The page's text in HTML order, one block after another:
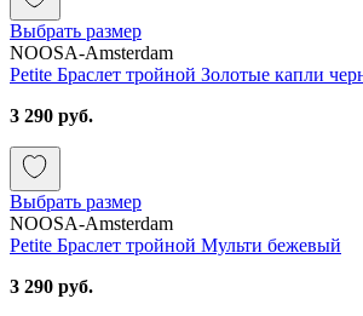
Выбрать размер
NOOSA-Amsterdam
Petite Браслет тройной Золотые капли
3 290 руб.
Выбрать размер
NOOSA-Amsterdam
Petite Браслет тройной Мульти бежевый
3 290 руб.